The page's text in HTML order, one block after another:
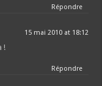
Répondre
15 mai 2010 at 18:12
!
Répondre